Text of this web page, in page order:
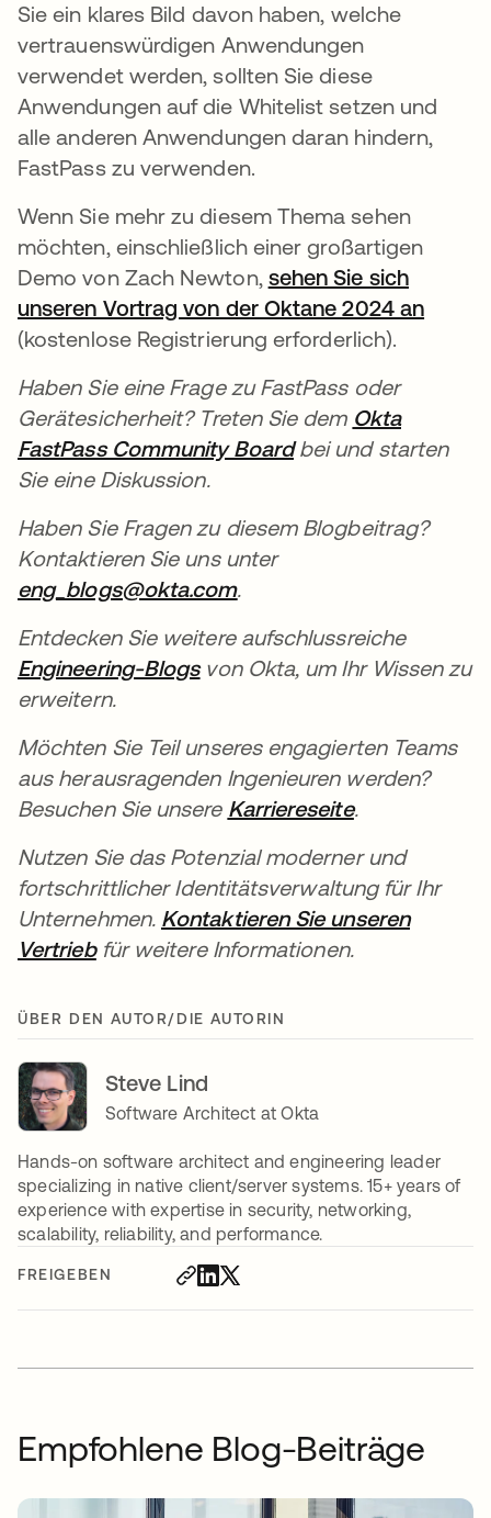
FREIGEBEN
Sie ein klares Bild davon haben, welche
vertrauenswürdigen Anwendungen
verwendet werden, sollten Sie diese
Anwendungen auf die Whitelist setzen und
alle anderen Anwendungen daran hindern,
FastPass zu verwenden.
Wenn Sie mehr zu diesem Thema sehen
möchten, einschließlich einer großartigen
Demo von Zach Newton, sehen Sie sich
unseren Vortrag von der Oktane 2024 an
(kostenlose Registrierung erforderlich).
Haben Sie eine Frage zu FastPass oder
Gerätesicherheit? Treten Sie dem Okta
FastPass Community Boardwird in einer
bei und starten
Sie eine Diskussion.
Haben Sie Fragen zu diesem Blogbeitrag?
Kontaktieren Sie uns unter
eng_blogs@okta.comwird in einer neuen
.
Entdecken Sie weitere aufschlussreiche
Engineering-Blogswird in einer neuen
von Okta, um Ihr Wissen zu
erweitern.
Möchten Sie Teil unseres engagierten Teams
aus herausragenden Ingenieuren werden?
Besuchen Sie unsere Karriereseitewird in einer
.
Nutzen Sie das Potenzial moderner und
fortschrittlicher Identitätsverwaltung für Ihr
Unternehmen. Kontaktieren Sie unseren
Vertriebwird in einer neuen Registerkarte
für weitere Informationen.
ÜBER DEN AUTOR/DIE AUTORIN
Steve Lind
Software Architect at Okta
Hands-on software architect and engineering leader
specializing in native client/server systems. 15+ years of
experience with expertise in security, networking,
scalability, reliability, and performance.
Empfohlene Blog-Beiträge